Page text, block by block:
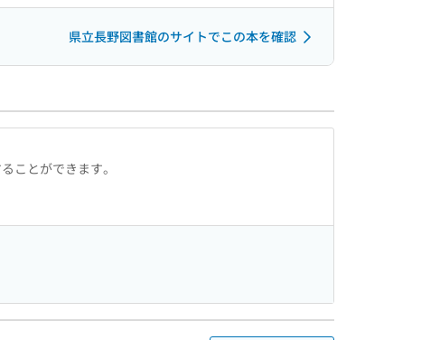
県立長野図書館のサイトでこの本を確認
ことができます。